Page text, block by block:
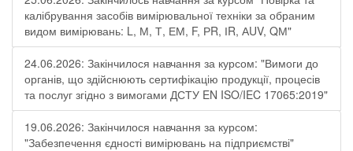
калібрування засобів вимірювальної техніки за обраним
видом вимірювань: L, М, Т, ЕМ, F, РR, ІR, АUV, QМ"
24.06.2026: Закінчилося навчання за курсом: "Вимоги до
органів, що здійснюють сертифікацію продукції, процесів
та послуг згідно з вимогами ДСТУ EN ISO/IEC 17065:2019"
19.06.2026: Закінчилося навчання за курсом:
"Забезпечення єдності вимірювань на підприємстві"